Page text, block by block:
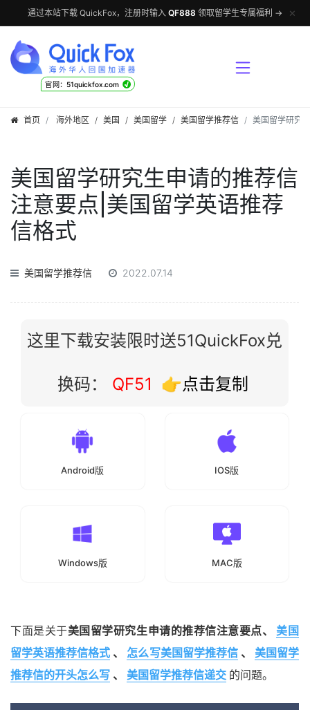
通过本站下载 QuickFox，注册时输入 QF888 领取留学生专属福利 → ✕
官网：51quickfox.com √
首页 海外地区 / 美国 / 美国留学 / 美国留学推荐信 美国留学研究
美国留学研究生申请的推荐信
注意要点|美国留学英语推荐
信格式
美国留学推荐信 2022.07.14
这里下载安装限时送51QuickFox兑
换码： QF51 👉点击复制
Android版 IOS版
Windows版 MAC版
下面是关于美国留学研究生申请的推荐信注意要点、
美国
留学英语推荐信格式 、 怎么写美国留学推荐信 、
美国留学
推荐信的开头怎么写 、 美国留学推荐信递交 的问题。